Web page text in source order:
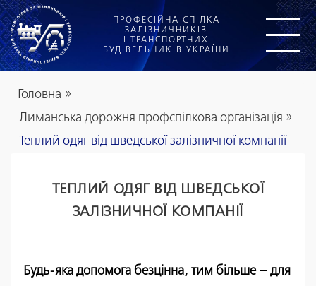
ПРОФЕСІЙНА СПІЛКА
ЗАЛІЗНИЧНИКІВ
І ТРАНСПОРТНИХ
БУДІВЕЛЬНИКІВ УКРАЇНИ
Головна »
Лиманська дорожня профспілкова організація »
Теплий одяг від шведської залізничної компанії
ТЕПЛИЙ ОДЯГ ВІД ШВЕДСЬКОЇ
ЗАЛІЗНИЧНОЇ КОМПАНІЇ
Будь-яка допомога безцінна, тим більше – для